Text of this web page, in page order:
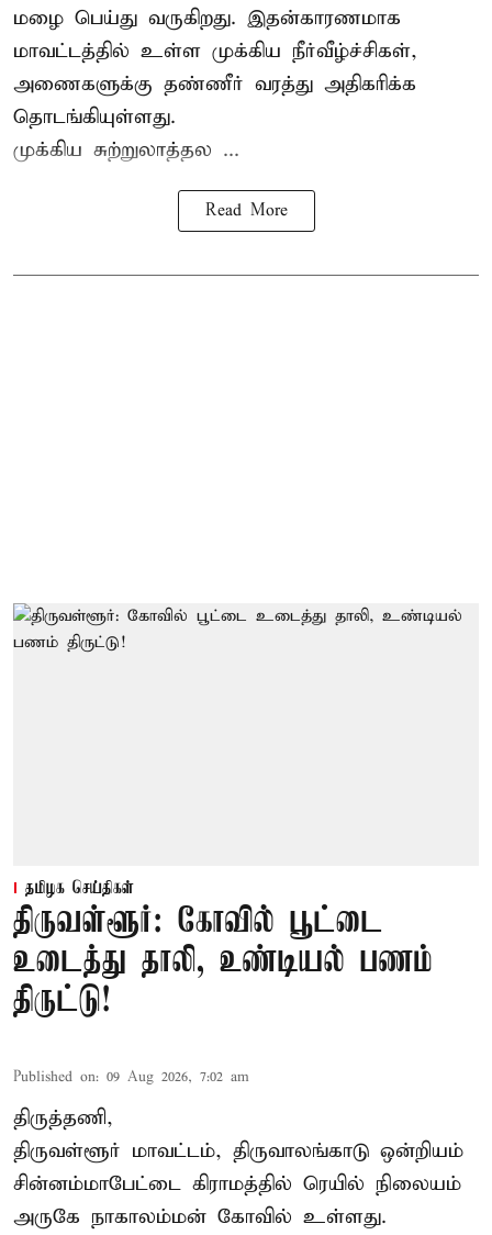
மழை பெய்து வருகிறது. இதன்காரணமாக
மாவட்டத்தில் உள்ள முக்கிய நீர்வீழ்ச்சிகள்,
அணைகளுக்கு தண்ணீர் வரத்து அதிகரிக்க
தொடங்கியுள்ளது.
முக்கிய சுற்றுலாத்தல ...
Read More
தமிழக செய்திகள்
திருவள்ளூர்: கோவில் பூட்டை
உடைத்து தாலி, உண்டியல் பணம்
திருட்டு!
Published on: 09 Aug 2026, 7:02 am
திருத்தணி,
திருவள்ளூர் மாவட்டம், திருவாலங்காடு ஒன்றியம்
சின்னம்மாபேட்டை கிராமத்தில் ரெயில் நிலையம்
அருகே நாகாலம்மன் கோவில் உள்ளது.